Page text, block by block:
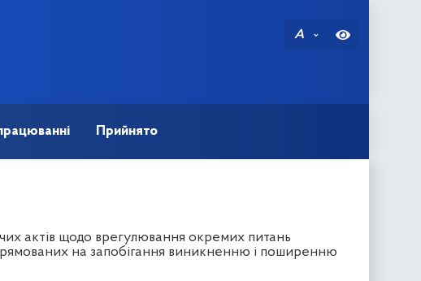
A
Прийнято
актів щодо врегулювання окремих питань
на запобігання виникненню і поширенню